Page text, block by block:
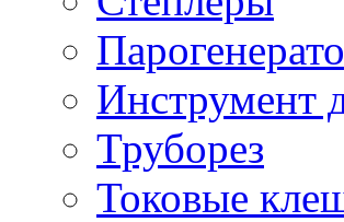
Инструмент
Труборез
Токовые